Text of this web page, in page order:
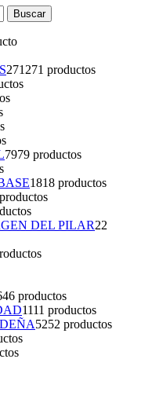
271 271 productos
7979 productos
1818 productos
DEL PILAR22
46 productos
1111 productos
5252 productos